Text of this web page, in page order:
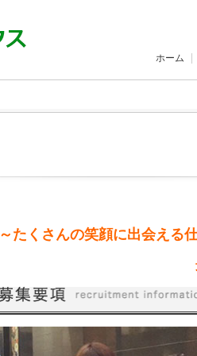
ホーム
～たくさんの笑顔に出会える仕